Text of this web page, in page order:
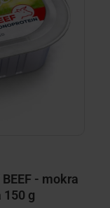
- mokra
150 g